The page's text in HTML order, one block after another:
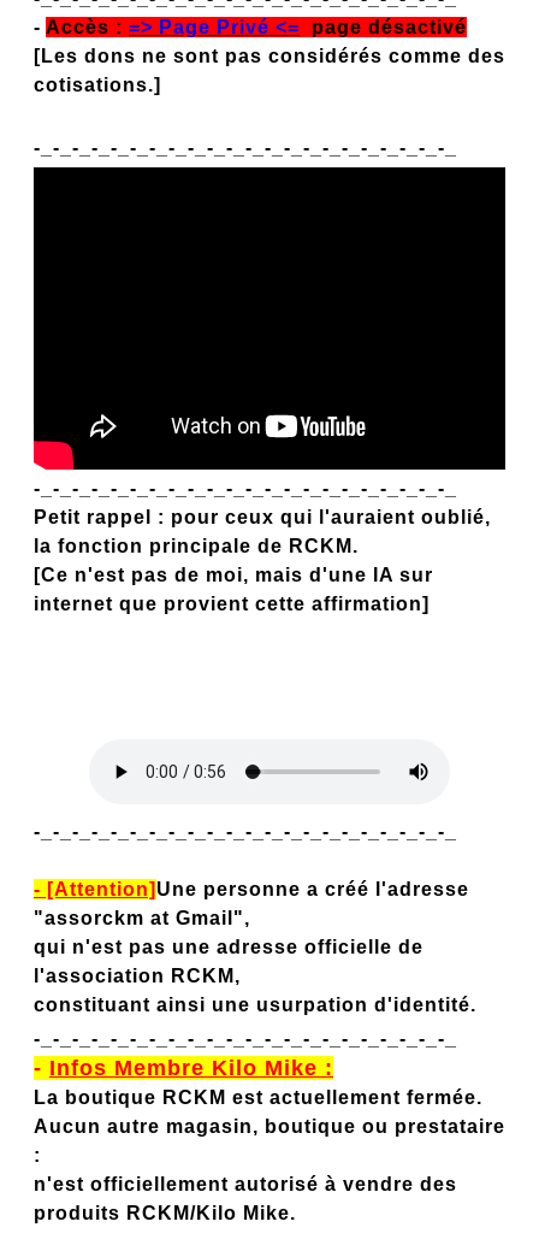
- Accès : => Page Privé <= page désactivé
[Les dons ne sont pas considérés comme des
cotisations.]
-_-_-_-_-_-_-_-_-_-_-_-_-_-_-_-_-_-_-_-_-_-_
-_-_-_-_-_-_-_-_-_-_-_-_-_-_-_-_-_-_-_-_-_-_
Petit rappel : pour ceux qui l'auraient oublié,
la fonction principale de RCKM.
[Ce n'est pas de moi, mais d'une IA sur
internet que provient cette affirmation]
-_-_-_-_-_-_-_-_-_-_-_-_-_-_-_-_-_-_-_-_-_-_
- [Attention] Une personne a créé l'adresse
"assorckm at Gmail",
qui n'est pas une adresse officielle de
l'association RCKM,
constituant ainsi une usurpation d'identité.
-_-_-_-_-_-_-_-_-_-_-_-_-_-_-_-_-_-_-_-_-_-_
- Infos Membre Kilo Mike :
La boutique RCKM est actuellement fermée.
Aucun autre magasin, boutique ou prestataire
:
n'est officiellement autorisé à vendre des
produits RCKM/Kilo Mike.